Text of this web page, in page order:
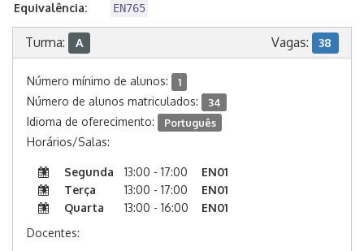
Equivalência: EN765
Turma: A Vagas: 38
Número mínimo de alunos: 1
Número de alunos matriculados: 34
Idioma de oferecimento: Português
Horários/Salas:
Segunda 13:00 - 17:00
EN01
Terça
13:00 - 17:00
EN01
Quarta
13:00 - 16:00
EN01
Docentes: